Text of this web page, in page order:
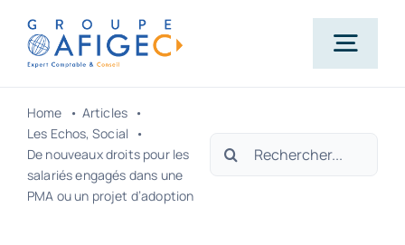
Passer
contenu
Qui-sommes-nous ?
Home
Articles
Les Echos Social
De nouveaux droits pour les
salariés engagés dans une
PMA ou un projet d’adoption
Rechercher: